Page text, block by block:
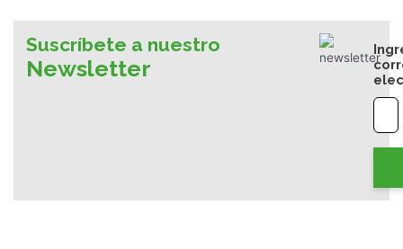
Suscríbete a nuestro
Newsletter